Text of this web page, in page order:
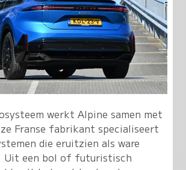
werkt Alpine samen met
Franse fabrikant specialiseert
die eruitzien als ware
Uit een bol of futuristisch